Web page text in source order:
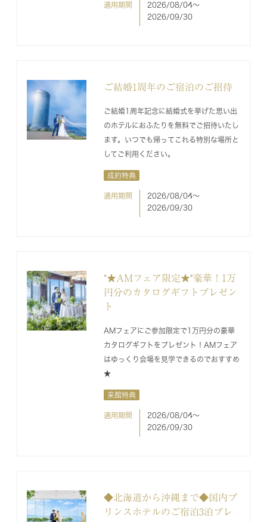
適用期間
2026/08/04〜
2026/09/30
ご結婚1周年のご宿泊のご招待
ご結婚1周年記念に結婚式を挙げた思い出
のホテルにおふたりを無料でご招待いたし
ます。いつでも帰ってこれる特別な場所と
してご利用ください。
成約特典
適用期間
2026/08/04〜
2026/09/30
*★AMフェア限定★*豪華！1万
円分のカタログギフトプレゼン
ト
AMフェアにご参加限定で1万円分の豪華
カタログギフトをプレゼント！AMフェア
はゆっくり会場を見学できるのでおすすめ
★
来館特典
適用期間
2026/08/04〜
2026/09/30
◆北海道から沖縄まで◆国内プ
リンスホテルのご宿泊3泊プレ